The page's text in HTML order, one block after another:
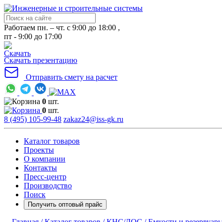
Работаем пн. – чт. с 9:00 до 18:00 ,
пт - 9:00 до 17:00
Скачать презентацию
Отправить смету на расчет
0 шт.
0 шт.
8 (495) 105-99-48 zakaz24@iss-gk.ru
Каталог товаров
Проекты
О компании
Контакты
Пресс-центр
Производство
Поиск
Получить оптовый прайс